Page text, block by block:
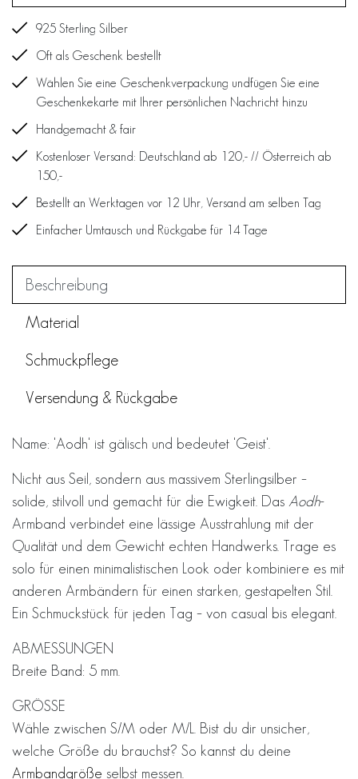
925 Sterling Silber
Oft als Geschenk bestellt
Wählen Sie eine Geschenkverpackung undfügen Sie eine
Geschenkekarte mit Ihrer persönlichen Nachricht hinzu
Handgemacht & fair
Kostenloser Versand: Deutschland ab 120,- // Österreich ab
150,-
Bestellt an Werktagen vor 12 Uhr, Versand am selben Tag
Einfacher Umtausch und Rückgabe für 14 Tage
Beschreibung
Material
Schmuckpflege
Versendung & Rückgabe
Name: 'Aodh' ist gälisch und bedeutet 'Geist'.
Nicht aus Seil, sondern aus massivem Sterlingsilber –
solide, stilvoll und gemacht für die Ewigkeit. Das Aodh-
Armband verbindet eine lässige Ausstrahlung mit der
Qualität und dem Gewicht echten Handwerks. Trage es
solo für einen minimalistischen Look oder kombiniere es mit
anderen Armbändern für einen starken, gestapelten Stil.
Ein Schmuckstück für jeden Tag – von casual bis elegant.
ABMESSUNGEN
Breite Band: 5 mm.
GRÖSSE
Wähle zwischen S/M oder M/L. Bist du dir unsicher,
welche Größe du brauchst? So kannst du deine
Armbandgröße selbst messen.